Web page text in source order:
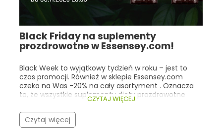
Black Friday na suplementy
prozdrowotne w Essensey.com!
Black Week to wyjątkowy tydzień w roku – jest to
czas promocji. Również w sklepie Essensey.com
czeka na Was -20% na cały asortyment . Oznacza
to, że wszystkie suplementy diety prozdrowotne
kupimy o jedną piątą taniej! Co istotne, nasza
promocja trwa cały tydzień (do 30.11.2025r 23:59), a
nie tylko w trakcie Black Friday! Warto zwrócić
szczególną uwagę na bestsellery Essensey oraz
CZYTAJ WIĘCEJ
Czytaj więcej